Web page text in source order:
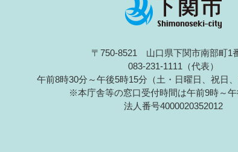
〒750-8521 山口県下関市南部町1
083-231-1111（代表）
午前8時30分～午後5時15分（土・日曜日、祝日、
※本庁舎等の窓口受付時間は午前9時～午
法人番号4000020352012